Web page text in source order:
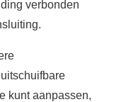
verbonden
kunt aanpassen,